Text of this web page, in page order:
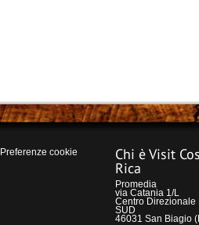
Preferenze cookie Chi è Visit
Rica
Promedia
via Catania 1/L
Centro Direzionale
SUD
46031 San Biagio